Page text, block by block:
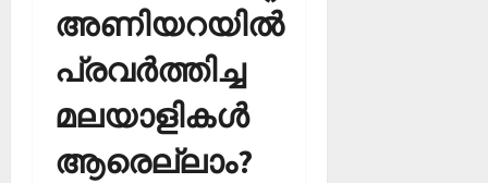
അണിയറയില്‍
പ്രവര്‍ത്തിച്ച
മലയാളികള്‍
ആരെല്ലാം?